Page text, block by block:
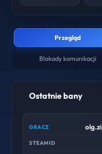
Przegląd
Blokady komunikacji
Ostatnie bany